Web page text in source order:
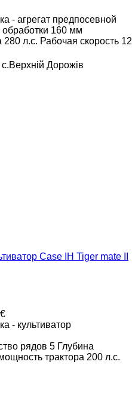
- агрегат предпосевной
обработки 160 мм
280 л.с. Рабочая скорость 12
Дорожів
Case IH Tiger mate II
- культиватор
рядов 5 Глубина
трактора 200 л.с.